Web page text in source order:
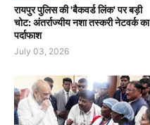
रायपुर पुलिस की 'बैकवर्ड लिंक' पर बड़ी
चोट: अंतर्राज्यीय नशा तस्करी नेटवर्क का
पर्दाफाश
July 03, 2026